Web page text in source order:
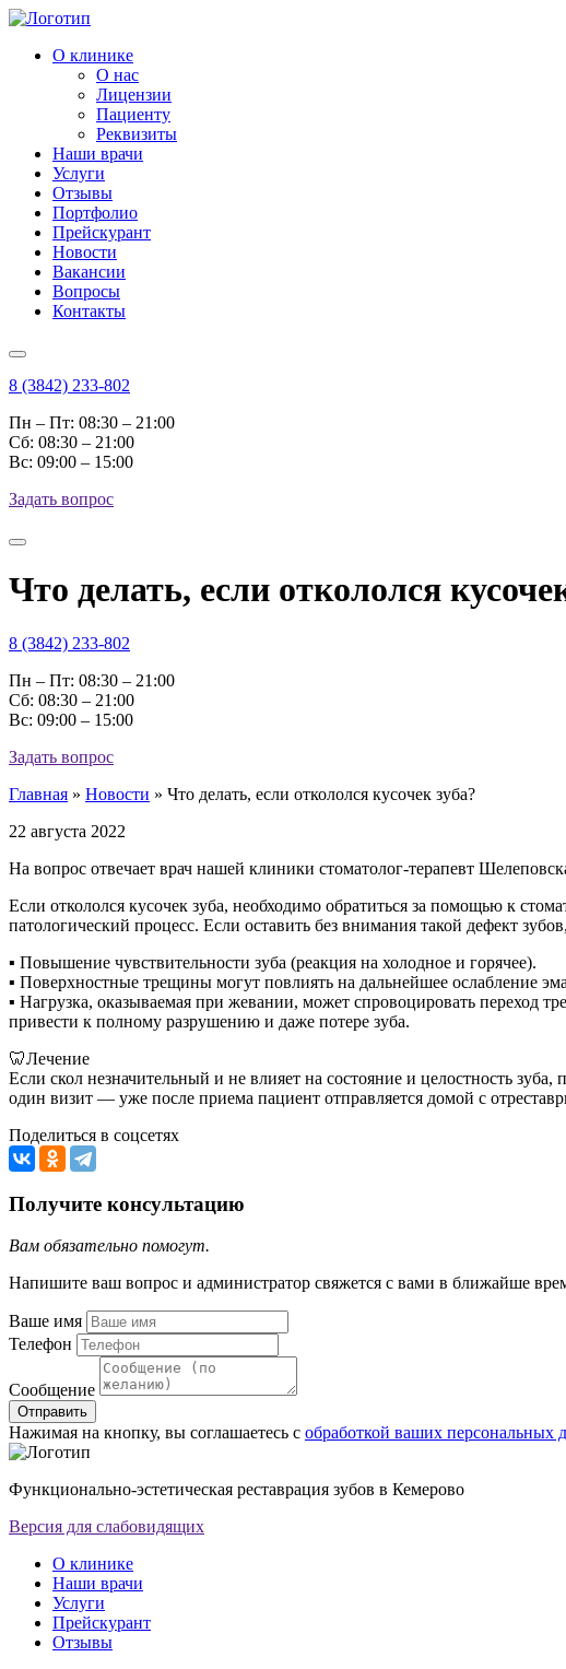
О клинике
О нас
Лицензии
Пациенту
Реквизиты
Наши врачи
Услуги
Отзывы
Портфолио
Прейскурант
Новости
Вакансии
Вопросы
Контакты
8 (3842) 233-802
Пн – Пт: 08:30 – 21:00
Cб: 08:30 – 21:00
Вс: 09:00 – 15:00
Задать вопрос
Что делать, если откололся
8 (3842) 233-802
Пн – Пт: 08:30 – 21:00
Cб: 08:30 – 21:00
Вс: 09:00 – 15:00
Задать вопрос
Главная » Новости » Что делать, если откололся кусочек зуба?
22 августа 2022
На вопрос отвечает врач нашей клиники стоматолог-терапевт
Если откололся кусочек зуба, необходимо обратиться за помощью к
патологический процесс. Если оставить без внимания такой дефект
▪︎ Повышение чувствительности зуба (реакция на холодное и горячее).
▪︎ Поверхностные трещины могут повлиять на дальнейшее ослабление
▪︎ Нагрузка, оказываемая при жевании, может спровоцировать переход
привести к полному разрушению и даже потере зуба.
🦷Лечение
Если скол незначительный и не влияет на состояние и целостность
один визит — уже после приема пациент отправляется домой с
Поделиться в соцсетях
Получите консультацию
Вам обязательно помогут.
Напишите ваш вопрос и администратор свяжется с вами в ближайше
Ваше имя
Телефон
Сообщение
Отправить
Нажимая на кнопку, вы соглашаетесь с обработкой ваших персональных
Функционально-эстетическая реставрация зубов в Кемерово
Версия для слабовидящих
О клинике
Наши врачи
Услуги
Прейскурант
Отзывы